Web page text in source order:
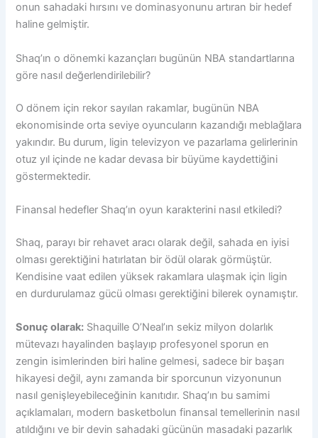
onun sahadaki hırsını ve dominasyonunu artıran bir hedef
haline gelmiştir.
Shaq’ın o dönemki kazançları bugünün NBA standartlarına
göre nasıl değerlendirilebilir?
O dönem için rekor sayılan rakamlar, bugünün NBA
ekonomisinde orta seviye oyuncuların kazandığı meblağlara
yakındır. Bu durum, ligin televizyon ve pazarlama gelirlerinin
otuz yıl içinde ne kadar devasa bir büyüme kaydettiğini
göstermektedir.
Finansal hedefler Shaq’ın oyun karakterini nasıl etkiledi?
Shaq, parayı bir rehavet aracı olarak değil, sahada en iyisi
olması gerektiğini hatırlatan bir ödül olarak görmüştür.
Kendisine vaat edilen yüksek rakamlara ulaşmak için ligin
en durdurulamaz gücü olması gerektiğini bilerek oynamıştır.
Sonuç olarak: Shaquille O’Neal’ın sekiz milyon dolarlık
mütevazı hayalinden başlayıp profesyonel sporun en
zengin isimlerinden biri haline gelmesi, sadece bir başarı
hikayesi değil, aynı zamanda bir sporcunun vizyonunun
nasıl genişleyebileceğinin kanıtıdır. Shaq’ın bu samimi
açıklamaları, modern basketbolun finansal temellerinin nasıl
atıldığını ve bir devin sahadaki gücünün masadaki pazarlık